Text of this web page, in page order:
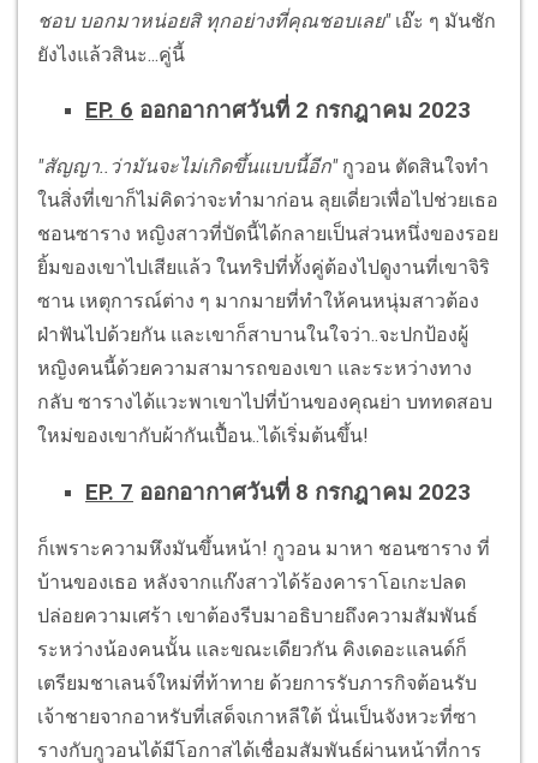
ชอบ บอกมาหน่อยสิ ทุกอย่างที่คุณชอบเลย"เอ๊ะ ๆ มันชัก
ยังไงแล้วสินะ...คู่นี้
EP. 6 ออกอากาศวันที่ 2 กรกฎาคม 2023
"สัญญา..ว่ามันจะไม่เกิดขึ้นแบบนี้อีก" กูวอน ตัดสินใจทำ
ในสิ่งที่เขาก็ไม่คิดว่าจะทำมาก่อน ลุยเดี่ยวเพื่อไปช่วยเธอ
ชอนซาราง หญิงสาวที่บัดนี้ได้กลายเป็นส่วนหนึ่งของรอย
ยิ้มของเขาไปเสียแล้ว ในทริปที่ทั้งคู่ต้องไปดูงานที่เขาจิริ
ซาน เหตุการณ์ต่าง ๆ มากมายที่ทำให้คนหนุ่มสาวต้อง
ฝ่าฟันไปด้วยกัน และเขาก็สาบานในใจว่า..จะปกป้องผู้
หญิงคนนี้ด้วยความสามารถของเขา และระหว่างทาง
กลับ ซารางได้แวะพาเขาไปที่บ้านของคุณย่า บททดสอบ
ใหม่ของเขากับผ้ากันเปื้อน..ได้เริ่มต้นขึ้น!
EP. 7 ออกอากาศวันที่ 8 กรกฎาคม 2023
ก็เพราะความหึงมันขึ้นหน้า! กูวอน มาหา ชอนซาราง ที่
บ้านของเธอ หลังจากแก๊งสาวได้ร้องคาราโอเกะปลด
ปล่อยความเศร้า เขาต้องรีบมาอธิบายถึงความสัมพันธ์
ระหว่างน้องคนนั้น และขณะเดียวกัน คิงเดอะแลนด์ก็
เตรียมชาเลนจ์ใหม่ที่ท้าทาย ด้วยการรับภารกิจต้อนรับ
เจ้าชายจากอาหรับที่เสด็จเกาหลีใต้ นั่นเป็นจังหวะที่ซา
รางกับกูวอนได้มีโอกาสได้เชื่อมสัมพันธ์ผ่านหน้าที่การ